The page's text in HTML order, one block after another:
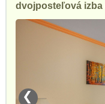
dvojposteľová izba
❮